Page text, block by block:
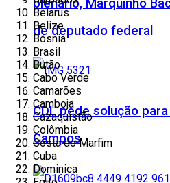
plenário, Marquinho
de deputado federal
CDL pede solução
Campos
Belarus
Belize
Bósnia
Brasil
Butão
Cabo Verde
Camarões
Camboja
Cazaquistão
Colômbia
Costa do Marfim
Cuba
Dominica